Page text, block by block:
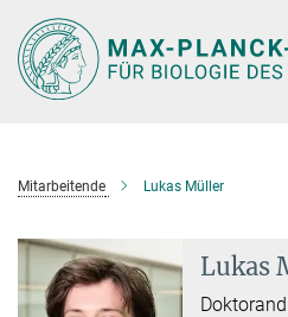
Hauptinhalt
Mitarbeitende Lukas Müller
Lukas